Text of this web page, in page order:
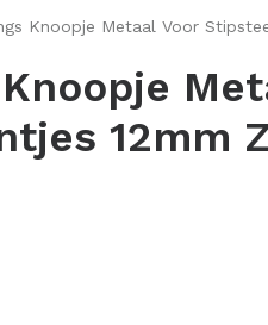
Knoopje Metaal Voor
12mm